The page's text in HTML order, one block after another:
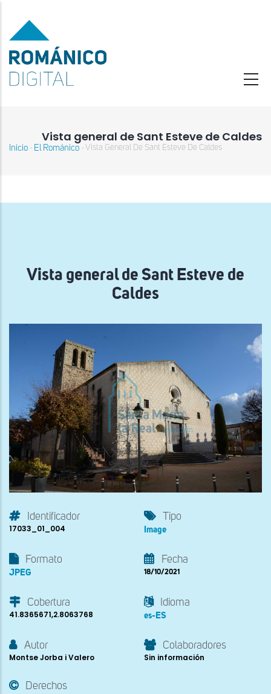
contenido
principal
Vista general de Sant Esteve de Caldes
navegación
Inicio - El Románico - Vista General De Sant Esteve De Caldes
Vista general de Sant Esteve de
Caldes
Identificador
17033_01_004
Tipo
Image
Formato
JPEG
Fecha
18/10/2021
Cobertura
41.8365671,2.8063768
Idioma
es-ES
Autor
Montse Jorba i Valero
Colaboradores
Sin información
Derechos